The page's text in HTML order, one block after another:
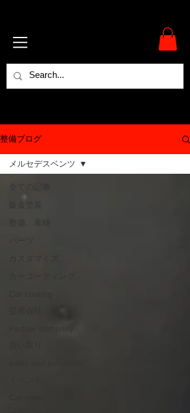
整備ブログ
メルセデスベンツ